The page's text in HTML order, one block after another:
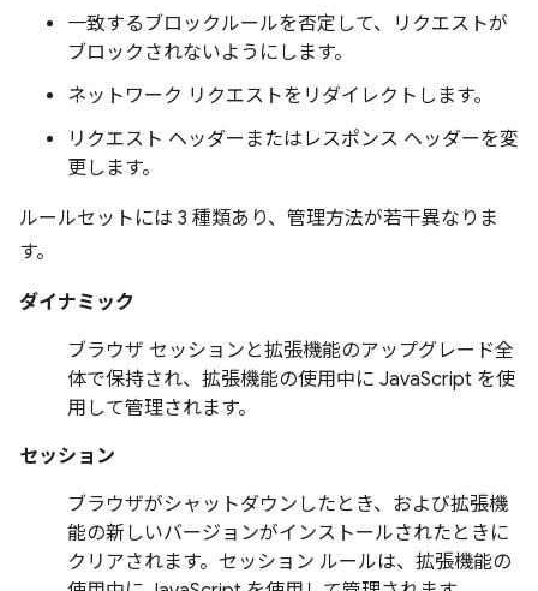
一致するブロックルールを否定して、リクエストが
ブロックされないようにします。
ネットワーク リクエストをリダイレクトします。
リクエスト ヘッダーまたはレスポンス ヘッダーを変
更します。
ルールセットには 3 種類あり、管理方法が若干異なりま
す。
ダイナミック
ブラウザ セッションと拡張機能のアップグレード全
体で保持され、拡張機能の使用中に JavaScript を使
用して管理されます。
セッション
ブラウザがシャットダウンしたとき、および拡張機
能の新しいバージョンがインストールされたときに
クリアされます。セッション ルールは、拡張機能の